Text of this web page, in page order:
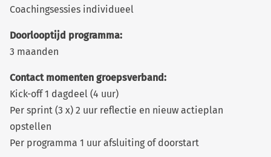
Coachingsessies individueel
Doorlooptijd programma:
3 maanden
Contact momenten groepsverband:
Kick-off 1 dagdeel (4 uur)
Per sprint (3 x) 2 uur reflectie en nieuw actieplan
opstellen
Per programma 1 uur afsluiting of doorstart